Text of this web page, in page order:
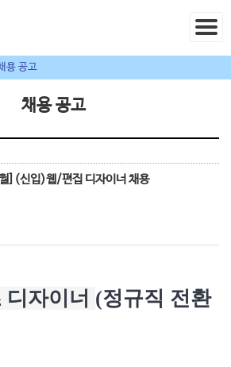
용 공고
채용 공고
](신입)웹/편집 디자이너 채용
자이너 (정규직 전환